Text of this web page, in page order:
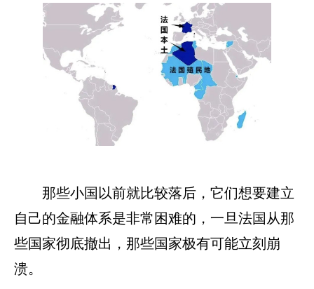
那些小国以前就比较落后，它们想要建立
自己的金融体系是非常困难的，一旦法国从那
些国家彻底撤出，那些国家极有可能立刻崩
溃。